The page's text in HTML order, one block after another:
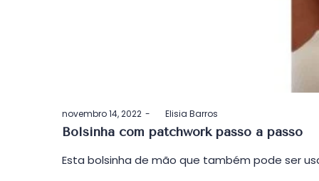
Postado
em
novembro 14, 2022 byElisia Barros
Bolsinha com patchwork passo a passo
Esta bolsinha de mão que também pode ser